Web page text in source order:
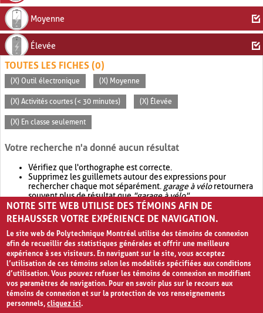
Moyenne
Élevée
TOUTES LES FICHES (0)
(X) Outil électronique (X) Moyenne
(X) Activités courtes (< 30 minutes) (X) Élevée
(X) En classe seulement
Votre recherche n'a donné aucun résultat
Vérifiez que l'orthographe est correcte.
Supprimez les guillemets autour des expressions pour
rechercher chaque mot séparément. garage à véloretournera
souvent plus de résultat que"garage à vélo".
Envisagez d'élargir votre recherche avec OR.garage OR vélo
retournera souvent plus de résultat quegarage à vélo
NOTRE SITE WEB UTILISE DES TÉMOINS AFIN DE
REHAUSSER VOTRE EXPÉRIENCE DE NAVIGATION.
Le site web de Polytechnique Montréal utilise des témoins de connexion
afin de recueillir des statistiques générales et offrir une meilleure
expérience à ses visiteurs. En naviguant sur le site, vous acceptez
l’utilisation de ces témoins selon les modalités spécifiées aux conditions
d’utilisation. Vous pouvez refuser les témoins de connexion en modifiant
vos paramètres de navigation. Pour en savoir plus sur le recours aux
témoins de connexion et sur la protection de vos renseignements
personnels,cliquez ici.